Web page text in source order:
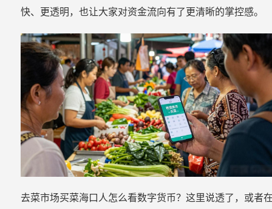
快、更透明，也让大家对资金流向有了更清晰的掌控感。
去菜市场买菜海口人怎么看数字货币？这里说透了，或者